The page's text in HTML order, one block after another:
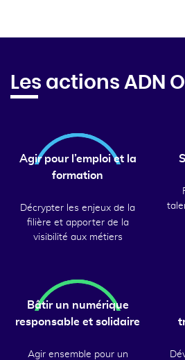
Les actions ADN
Agir pour l’emploi et la
formation
Décrypter les enjeux de la
filière et apporter de la
visibilité aux métiers
Bâtir un numérique
responsable et solidaire
Agir ensemble pour un